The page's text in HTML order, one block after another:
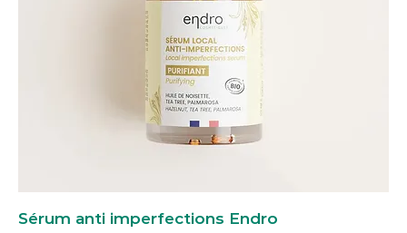
Sérum anti imperfections Endro